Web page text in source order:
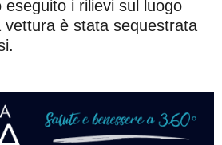
eseguito i rilievi sul luogo
vettura è stata sequestrata